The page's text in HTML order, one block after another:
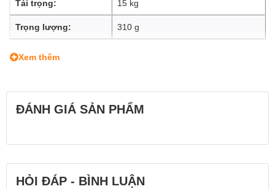
Tải trọng: 15 kg
Trọng lượng: 310 g
Xem thêm
ĐÁNH GIÁ SẢN PHẨM
HỎI ĐÁP - BÌNH LUẬN